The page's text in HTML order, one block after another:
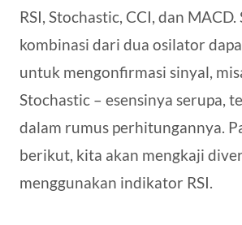
RSI, Stochastic, CCI, dan MACD.
kombinasi dari dua osilator
untuk mengonfirmasi sinyal,
Stochastic – esensinya serupa,
dalam rumus perhitungannya.
berikut, kita akan mengkaji
menggunakan indikator RSI.